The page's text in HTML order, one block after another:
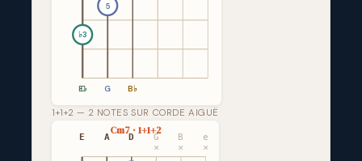
C
♭3
E♭
5
G B♭
1+1+2 — 2 NOTES SUR CORDE AIGUË
Cm7 · 1+1+2
E A D G B e
× × ×